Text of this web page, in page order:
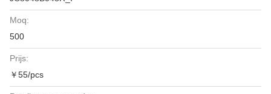
Moq:
500
Prijs:
￥55/pcs